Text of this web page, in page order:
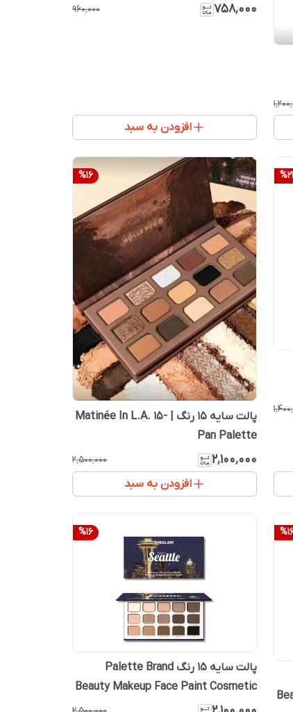
۷۵۸٬۰۰۰ ۹۶۰٬۰۰۰
افزودن به سبد
%21
%16
پالت سایه ۱۵ رنگ | Matinée In L.A. 15-
Pan Palette
۲٬۱۰۰٬۰۰۰ ۲٬۵۰۰٬۰۰۰
افزودن به سبد
%
%16
پالت سایه ۱۵ رنگ Palette Brand
Beauty Makeup Face Paint Cosmetic
For Women Girls